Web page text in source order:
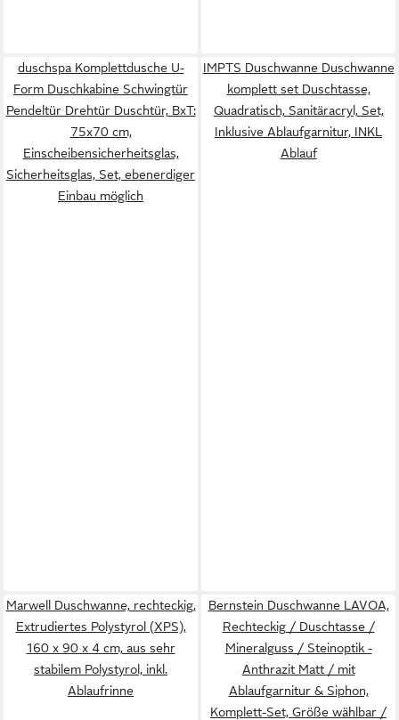
duschspa Komplettdusche U-
Form Duschkabine Schwingtür
Pendeltür Drehtür Duschtür, BxT:
75x70 cm,
Einscheibensicherheitsglas,
Sicherheitsglas, Set, ebenerdiger
Einbau möglich
IMPTS Duschwanne Duschwanne
komplett set Duschtasse,
Quadratisch, Sanitäracryl, Set,
Inklusive Ablaufgarnitur, INKL
Ablauf
Marwell Duschwanne, rechteckig,
Extrudiertes Polystyrol (XPS),
160 x 90 x 4 cm, aus sehr
stabilem Polystyrol, inkl.
Ablaufrinne
Bernstein Duschwanne LAVOA,
Rechteckig / Duschtasse /
Mineralguss / Steinoptik -
Anthrazit Matt / mit
Ablaufgarnitur & Siphon,
Komplett-Set, Größe wählbar /